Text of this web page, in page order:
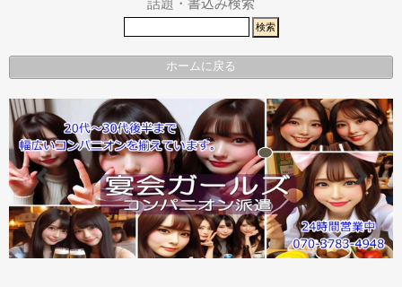
ホームに戻る